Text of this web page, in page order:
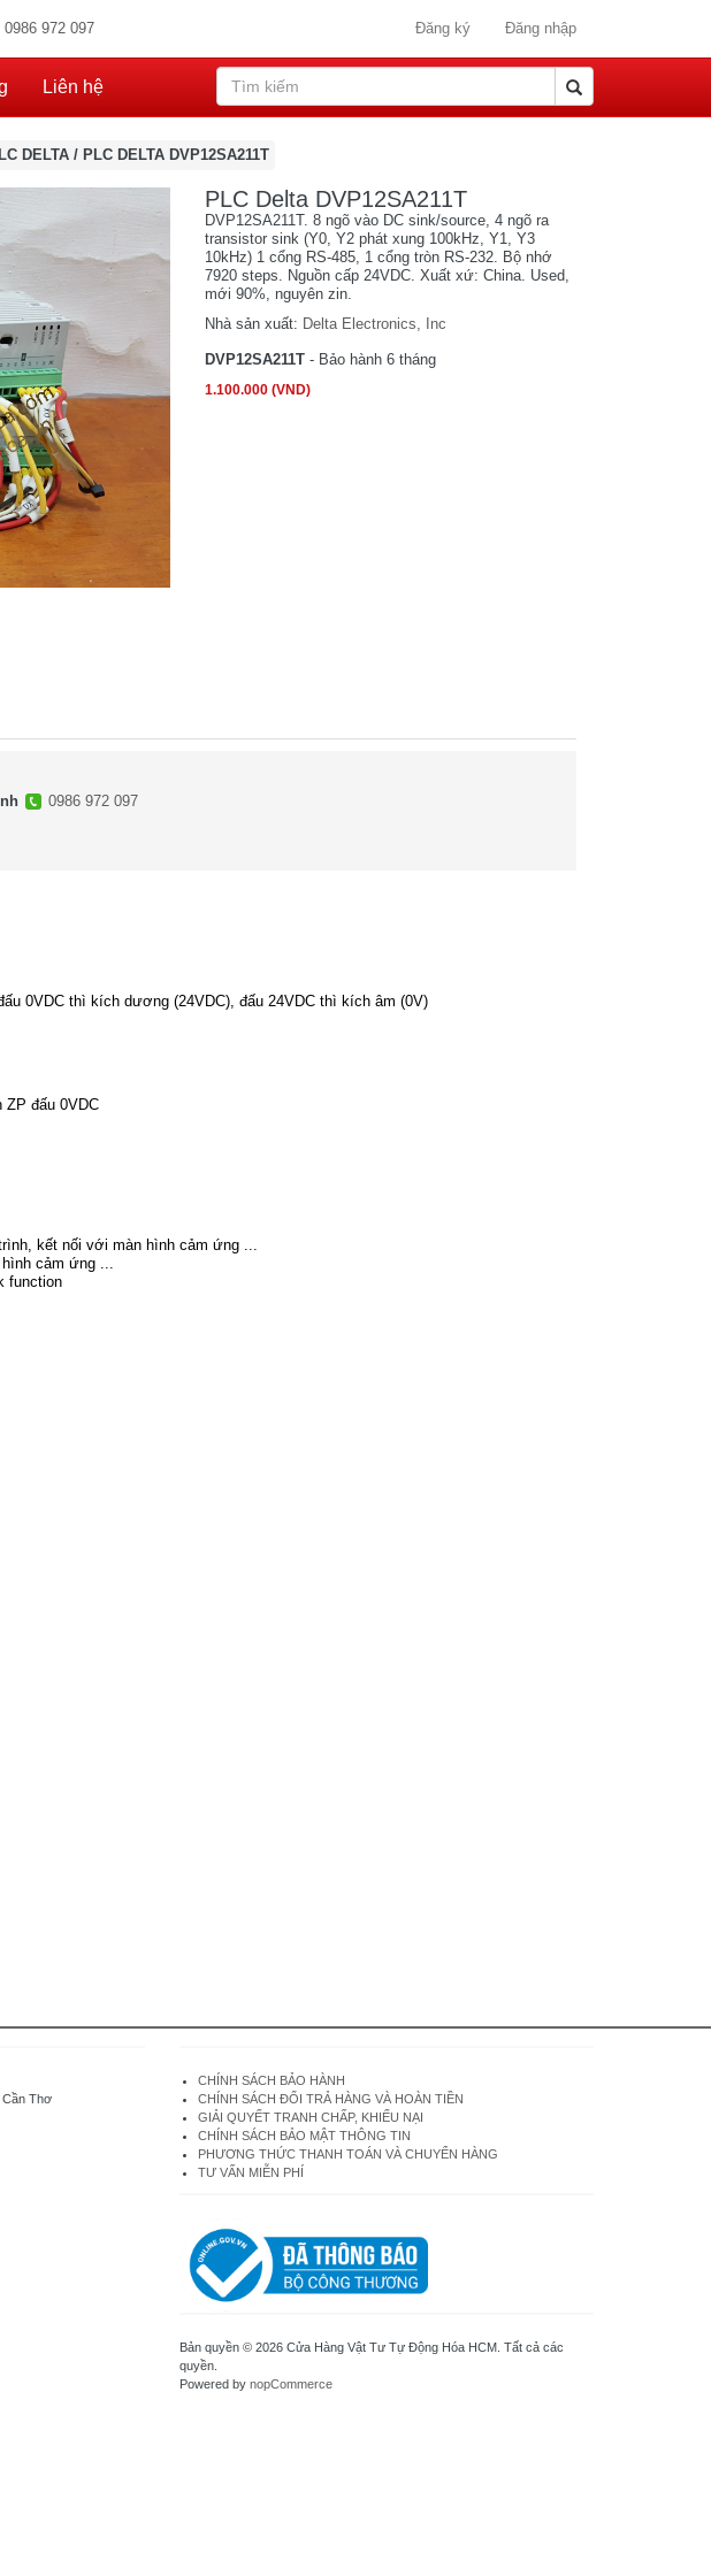
0986 972 097 Đăng ký Đăng nhập
Liên hệ
DELTA/ PLC DELTA DVP12SA211T
PLC Delta DVP12SA211T
DVP12SA211T. 8 ngõ vào DC sink/source, 4 ngõ ra
transistor sink (Y0, Y2 phát xung 100kHz, Y1, Y3
10kHz) 1 cổng RS-485, 1 cổng tròn RS-232. Bộ nhớ
7920 steps. Nguồn cấp 24VDC. Xuất xứ: China. Used,
mới 90%, nguyên zin.
Nhà sản xuất: Delta Electronics, Inc
DVP12SA211T- Bảo hành 6 tháng
1.100.000 (VND)
0986 972 097
0VDC thì kích dương (24VDC), đấu 24VDC thì kích âm (0V)
ZP đấu 0VDC
kết nối với màn hình cảm ứng ...
cảm ứng ...
function
Cần Thơ
CHÍNH SÁCH BẢO HÀNH
CHÍNH SÁCH ĐỔI TRẢ HÀNG VÀ HOÀN TIỀN
GIẢI QUYẾT TRANH CHẤP, KHIẾU NẠI
CHÍNH SÁCH BẢO MẬT THÔNG TIN
PHƯƠNG THỨC THANH TOÁN VÀ CHUYỂN HÀNG
TƯ VẤN MIỄN PHÍ
Bản quyền © 2026 Cửa Hàng Vật Tư Tự Động Hóa HCM. Tất cả các
quyền.
Powered by nopCommerce